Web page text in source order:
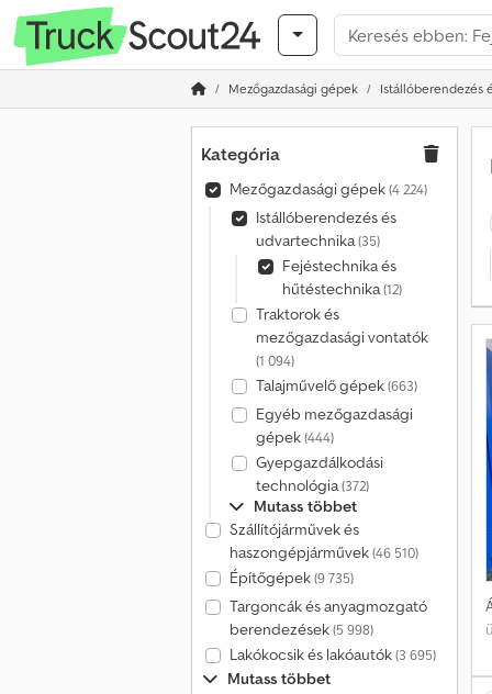
Mezőgazdasági gépek Istállóberendezés
Kategória
Mezőgazdasági gépek(4 224)
Istállóberendezés és
udvartechnika(35)
Fejéstechnika és
hűtéstechnika(12)
Traktorok és
mezőgazdasági vontatók
(1 094)
Talajművelő gépek(663)
Egyéb mezőgazdasági
gépek(444)
Gyepgazdálkodási
technológia(372)
Mutass többet
Szállítójárművek és
haszongépjárművek(46 510)
Építőgépek(9 735)
Targoncák és anyagmozgató
berendezések(5 998)
Lakókocsik és lakóautók(3 695)
Mutass többet